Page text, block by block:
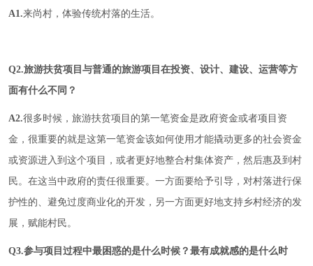
A1.来尚村，体验传统村落的生活。
Q2.旅游扶贫项目与普通的旅游项目在投资、设计、建设、运营等方
面有什么不同？
A2.很多时候，旅游扶贫项目的第一笔资金是政府资金或者项目资
金，很重要的就是这第一笔资金该如何使用才能撬动更多的社会资金
或资源进入到这个项目，或者更好地整合村集体资产，然后惠及到村
民。在这当中政府的责任很重要。一方面要给予引导，对村落进行保
护性的、避免过度商业化的开发，另一方面更好地支持乡村经济的发
展，赋能村民。
Q3.参与项目过程中最困惑的是什么时候？最有成就感的是什么时